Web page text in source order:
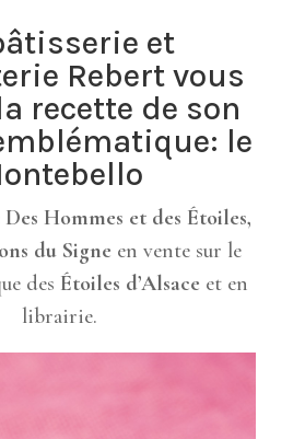
et
Rebert vous
recette de son
le
Des Hommes et des Étoiles,
du Signe en vente sur le
des Étoiles d’Alsace et en
librairie.